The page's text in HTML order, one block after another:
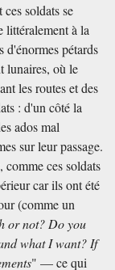
soldats se
littéralement à la
d'énormes pétards
lunaires, où le
les routes et des
: d'un côté la
ados mal
sur leur passage.
comme ces soldats
car ils ont été
(comme un
or not? Do you
what I want? If
" — ce qui